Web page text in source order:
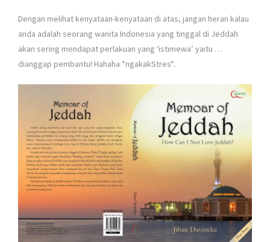
Dengan melihat kenyataan-kenyataan di atas, jangan heran kalau
anda adalah seorang wanita Indonesia yang tinggal di Jeddah
akan sering mendapat perlakuan yang ‘istimewa’ yaitu …
dianggap pembantu! Hahaha *ngakakStres*.